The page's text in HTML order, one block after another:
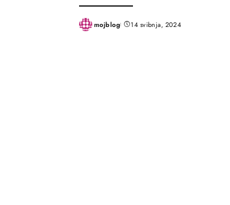
Postedmojblog 14 svibnja, 2024